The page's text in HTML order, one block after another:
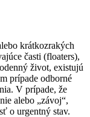
krátkozrakých
časti (floaters),
život, existujú
prípade odborné
V prípade, že
alebo „závoj“,
o urgentný stav.